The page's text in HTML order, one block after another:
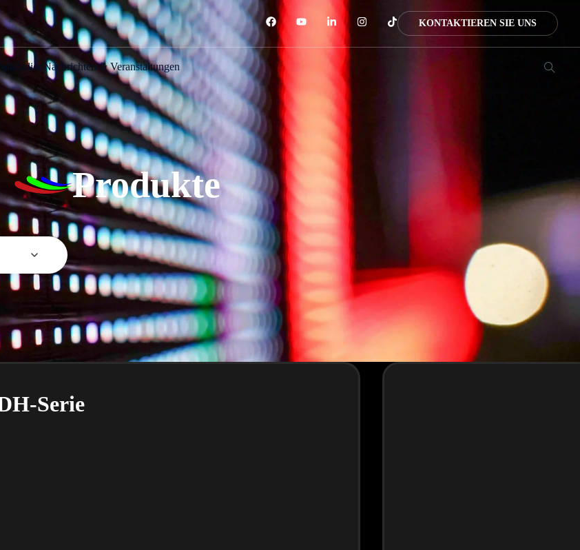
KONTAKTIEREN SIE UNS
Nachrichten & Veranstaltungen
Produkte
Serie